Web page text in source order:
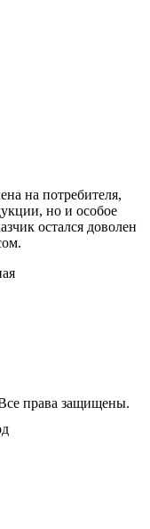
на потребителя,
но и особое
остался доволен
права защищены.